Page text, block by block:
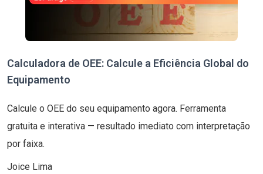
Calculadora de OEE: Calcule a Eficiência Global do
Equipamento
Calcule o OEE do seu equipamento agora. Ferramenta
gratuita e interativa — resultado imediato com interpretação
por faixa.
Joice Lima